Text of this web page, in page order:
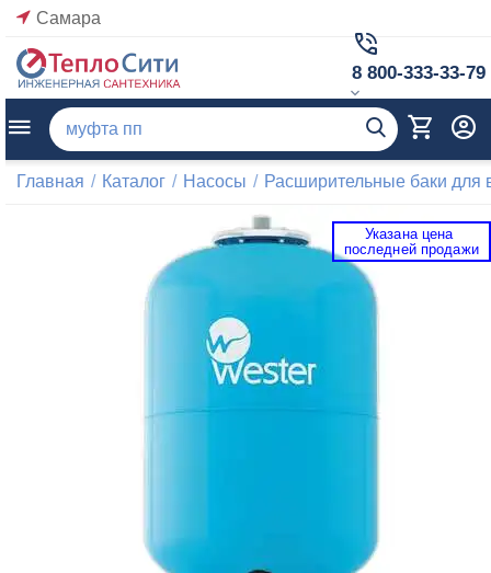
Самара
8 800-333-33-79
Главная / Каталог / Насосы / Расширительные баки для
Указана цена
последней продажи